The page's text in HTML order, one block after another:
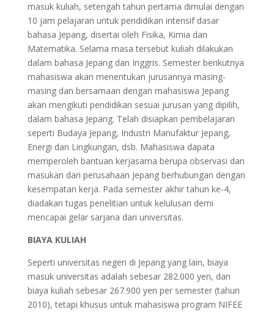
masuk kuliah, setengah tahun pertama dimulai dengan
10 jam pelajaran untuk pendidikan intensif dasar
bahasa Jepang, disertai oleh Fisika, Kimia dan
Matematika. Selama masa tersebut kuliah dilakukan
dalam bahasa Jepang dan Inggris. Semester berikutnya
mahasiswa akan menentukan jurusannya masing-
masing dan bersamaan dengan mahasiswa Jepang
akan mengikuti pendidikan sesuai jurusan yang dipilih,
dalam bahasa Jepang. Telah disiapkan pembelajaran
seperti Budaya Jepang, Industri Manufaktur Jepang,
Energi dan Lingkungan, dsb. Mahasiswa dapata
memperoleh bantuan kerjasama berupa observasi dan
masukan dari perusahaan Jepang berhubungan dengan
kesempatan kerja. Pada semester akhir tahun ke-4,
diadakan tugas penelitian untuk kelulusan demi
mencapai gelar sarjana dari universitas.
BIAYA KULIAH
Seperti universitas negeri di Jepang yang lain, biaya
masuk universitas adalah sebesar 282.000 yen, dan
biaya kuliah sebesar 267.900 yen per semester (tahun
2010), tetapi khusus untuk mahasiswa program NIFEE